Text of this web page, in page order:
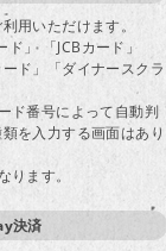
用いただけます。
」 「JCBカード」
ド」「ダイナースクラ
ド番号によって自動判
を入力する画面はあり
ます。
決済